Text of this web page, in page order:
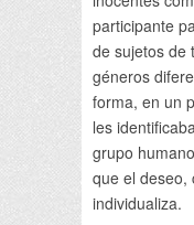
participante
de sujetos de
géneros
forma, en un
les
grupo
que el deseo,
individualiza.